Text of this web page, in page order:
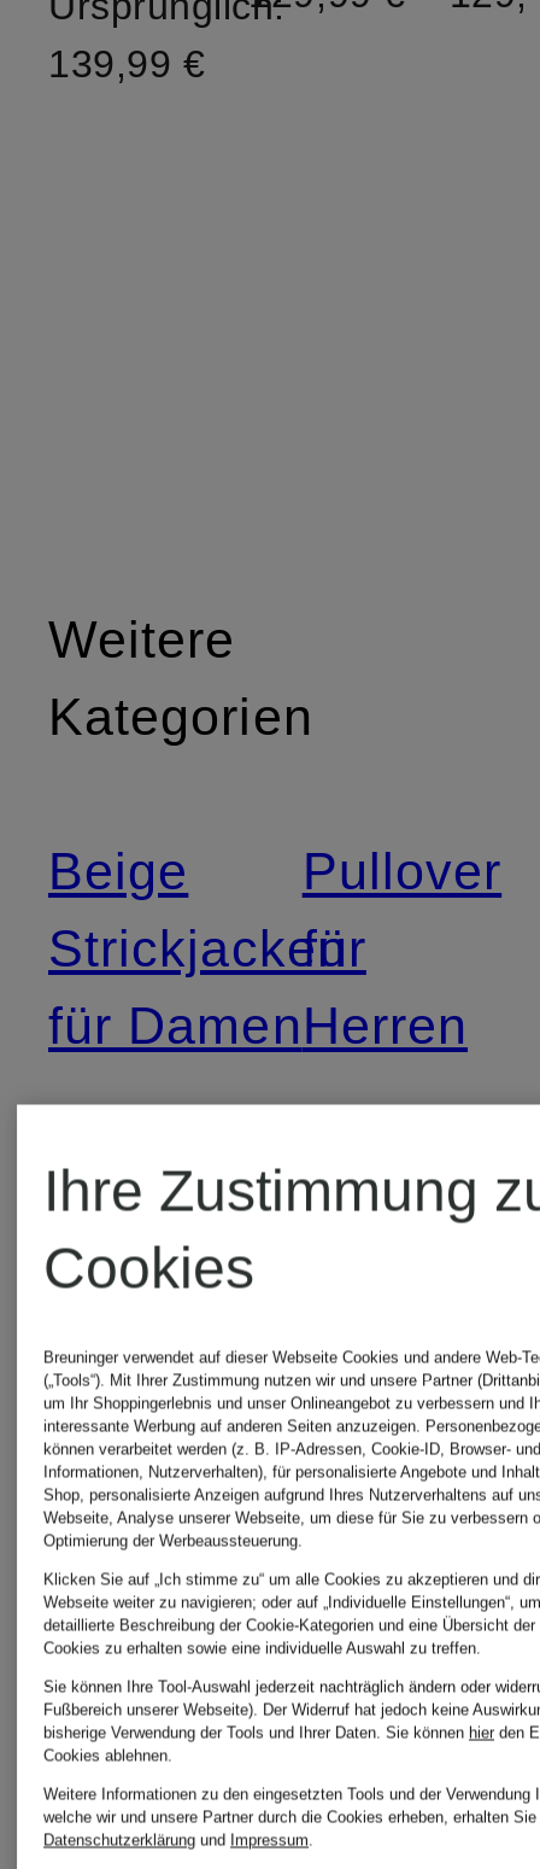
139,99 €
Weitere
Kategorien
Beige
Strickjacken
für Damen
Kaschmirpullover
für Damen
Blaue
Norweger
Pullover
Blaue
Pullover
für
Pullover
für
Herren
für
im Sale
Pullunder
für
Damen
Pullunder
für
Ihre Zustimmung
Cookies
Breuninger verwendet auf dieser Webseite Cookies und andere Web-
(„Tools“). Mit Ihrer Zustimmung nutzen wir und unsere Partner
um Ihr Shoppingerlebnis und unser Onlineangebot zu verbessern und
interessante Werbung auf anderen Seiten anzuzeigen.
können verarbeitet werden (z. B. IP-Adressen, Cookie-ID, Browser-
Informationen, Nutzerverhalten), für personalisierte Angebote und
Shop, personalisierte Anzeigen aufgrund Ihres Nutzerverhaltens auf
Webseite, Analyse unserer Webseite, um diese für Sie zu verbessern
Optimierung der Werbeaussteuerung.
Klicken Sie auf „Ich stimme zu“ um alle Cookies zu akzeptieren und
Webseite weiter zu navigieren; oder auf „Individuelle Einstellungen“,
detaillierte Beschreibung der Cookie-Kategorien und eine Übersicht
Cookies zu erhalten sowie eine individuelle Auswahl zu treffen.
Sie können Ihre Tool-Auswahl jederzeit nachträglich ändern oder
Fußbereich unserer Webseite). Der Widerruf hat jedoch keine
bisherige Verwendung der Tools und Ihrer Daten. Sie können hier den
Cookies ablehnen.
Weitere Informationen zu den eingesetzten Tools und der Verwendung
welche wir und unsere Partner durch die Cookies erheben, erhalten
Datenschutzerklärung und Impressum.